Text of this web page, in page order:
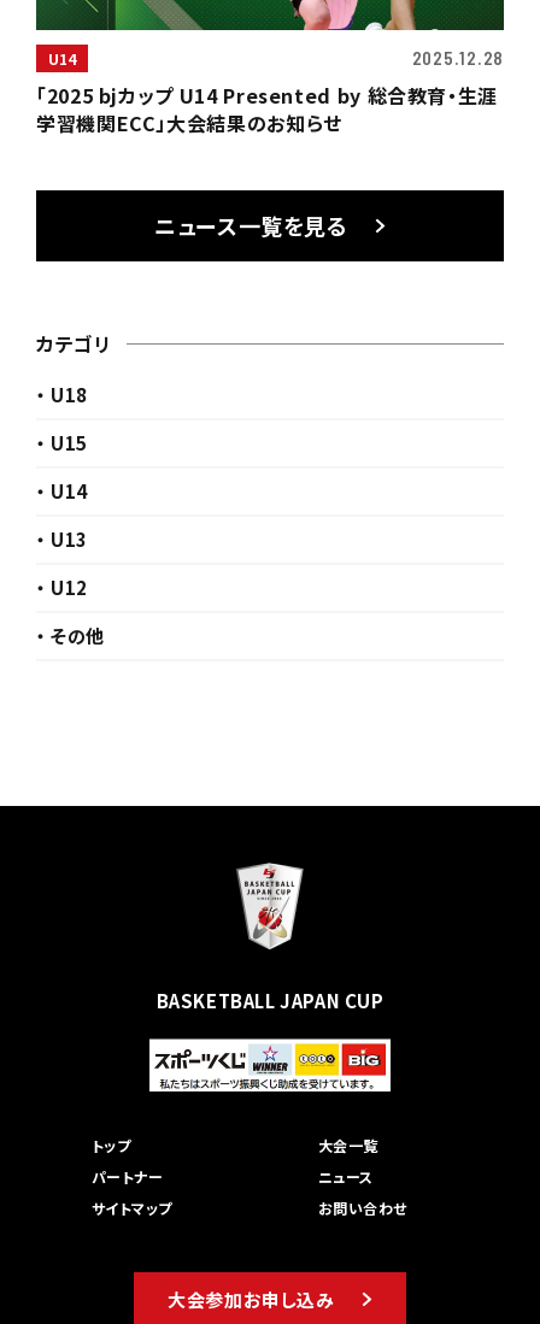
U14 2025.12.28
「2025 bjカップ U14 Presented by 総合教育・生涯
学習機関ECC」大会結果のお知らせ
ニュース一覧を見る
カテゴリ
・ U18
・ U15
・ U14
・ U13
・ U12
・ その他
BASKETBALL JAPAN CUP
トップ
大会一覧
パートナー
ニュース
サイトマップ
お問い合わせ
大会参加お申し込み